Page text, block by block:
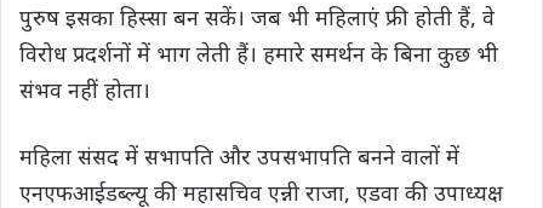
पुरुष इसका हिस्सा बन सकें। जब भी महिलाएं फ्री होती हैं, वे
विरोध प्रदर्शनों में भाग लेती हैं। हमारे समर्थन के बिना कुछ भी
संभव नहीं होता।
महिला संसद में सभापति और उपसभापति बनने वालों में
एनएफआईडब्ल्यू की महासचिव एन्नी राजा, एडवा की उपाध्यक्ष